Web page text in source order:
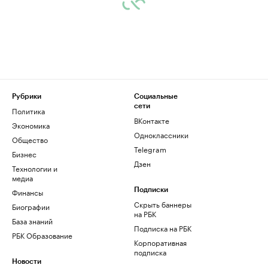
Рубрики
Политика
Экономика
Общество
Бизнес
Технологии и
медиа
Финансы
Биографии
База знаний
РБК Образование
Новости
Социальные
сети
ВКонтакте
Одноклассники
Telegram
Дзен
Подписки
Скрыть баннеры
на РБК
Подписка на РБК
Корпоративная
подписка